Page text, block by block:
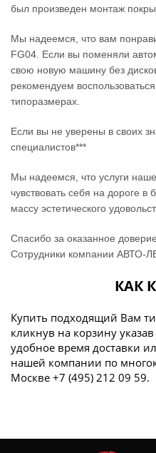
был произведен монтаж
Мы надеемся, что вам
FG04. Если вы поменяли
свою новую машину без
рекомендуем
типоразмерах.
Если вы не уверены в своих
специалистов***
Мы надеемся, что услуги
чувствовать себя на дороге в
массу эстетического
Спасибо за оказанное
Сотрудники компании АВТО-
КАК
Купить подходящий Вам
кликнув на корзину
удобное время доставки
нашей компании по
Москве +7 (495) 212 09 59.